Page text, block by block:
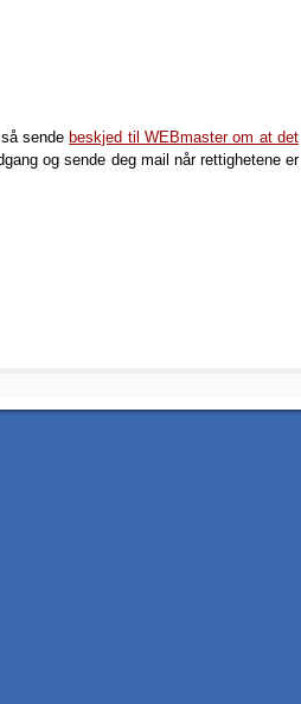
sendebeskjed til WEBmaster om at det
og sende deg mail når rettighetene er